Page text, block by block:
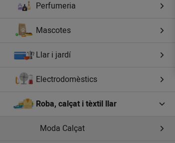
Perfumeria
Mascotes
Llar i jardí
Electrodomèstics
Roba, calçat i tèxtil llar
Moda Calçat